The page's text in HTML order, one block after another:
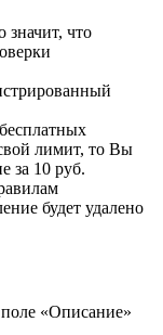
что
лимит, то Вы
за 10 руб.
будет удалено
«Описание»